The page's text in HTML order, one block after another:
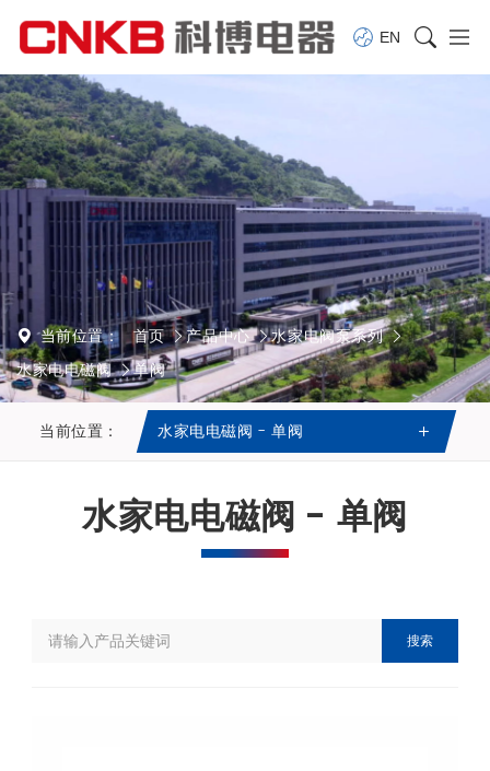
EN
当前位置： 首页 产品中心
水家电阀泵系列
水家电电磁阀
单阀
当前位置： 水家电电磁阀 - 单阀
水家电电磁阀 - 单阀
搜索